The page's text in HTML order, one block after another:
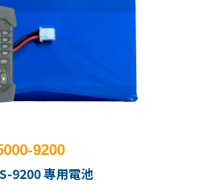
9200
9200 專用電池